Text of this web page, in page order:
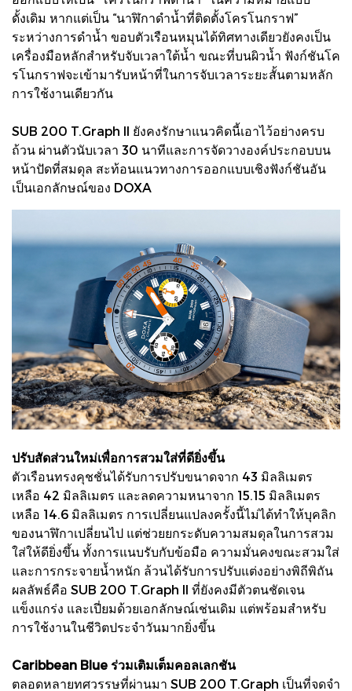
ดั้งเดิม หากแต่เป็น “นาฬิกาดำน้ำที่ติดตั้งโครโนกราฟ”
ระหว่างการดำน้ำ ขอบตัวเรือนหมุนได้ทิศทางเดียวยังคงเป็น
เครื่องมือหลักสำหรับจับเวลาใต้น้ำ ขณะที่บนผิวน้ำ ฟังก์ชันโค
รโนกราฟจะเข้ามารับหน้าที่ในการจับเวลาระยะสั้นตามหลัก
การใช้งานเดียวกัน
SUB 200 T.Graph II ยังคงรักษาแนวคิดนี้เอาไว้อย่างครบ
ถ้วน ผ่านตัวนับเวลา 30 นาทีและการจัดวางองค์ประกอบบน
หน้าปัดที่สมดุล สะท้อนแนวทางการออกแบบเชิงฟังก์ชันอัน
เป็นเอกลักษณ์ของ DOXA
ปรับสัดส่วนใหม่เพื่อการสวมใส่ที่ดียิ่งขึ้น
ตัวเรือนทรงคุชชั่นได้รับการปรับขนาดจาก 43 มิลลิเมตร
เหลือ 42 มิลลิเมตร และลดความหนาจาก 15.15 มิลลิเมตร
เหลือ 14.6 มิลลิเมตร การเปลี่ยนแปลงครั้งนี้ไม่ได้ทำให้บุคลิก
ของนาฬิกาเปลี่ยนไป แต่ช่วยยกระดับความสมดุลในการสวม
ใส่ให้ดียิ่งขึ้น ทั้งการแนบรับกับข้อมือ ความมั่นคงขณะสวมใส่
และการกระจายน้ำหนัก ล้วนได้รับการปรับแต่งอย่างพิถีพิถัน
ผลลัพธ์คือ SUB 200 T.Graph II ที่ยังคงมีตัวตนชัดเจน
แข็งแกร่ง และเปี่ยมด้วยเอกลักษณ์เช่นเดิม แต่พร้อมสำหรับ
การใช้งานในชีวิตประจำวันมากยิ่งขึ้น
Caribbean Blue ร่วมเติมเต็มคอลเลกชัน
ตลอดหลายทศวรรษที่ผ่านมา SUB 200 T.Graph เป็นที่จดจำ